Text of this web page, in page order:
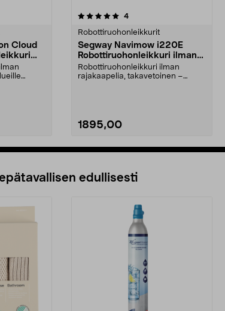
Cloud
4arvostelut
Robottiruohonleikkurit
Segway Navimow i220E
Robottiruohonleikkuri ilman
rajakaapelia, 2000 m²
Robottiruohonleikkuri ilman
rajakaapelia, takavetoinen –
1895,00
4.0 viidestä
edullisesti